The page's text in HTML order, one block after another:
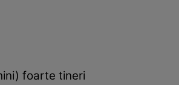
foarte tineri